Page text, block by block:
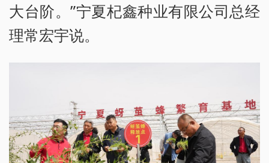
大台阶。”宁夏杞鑫种业有限公司总经
理常宏宇说。